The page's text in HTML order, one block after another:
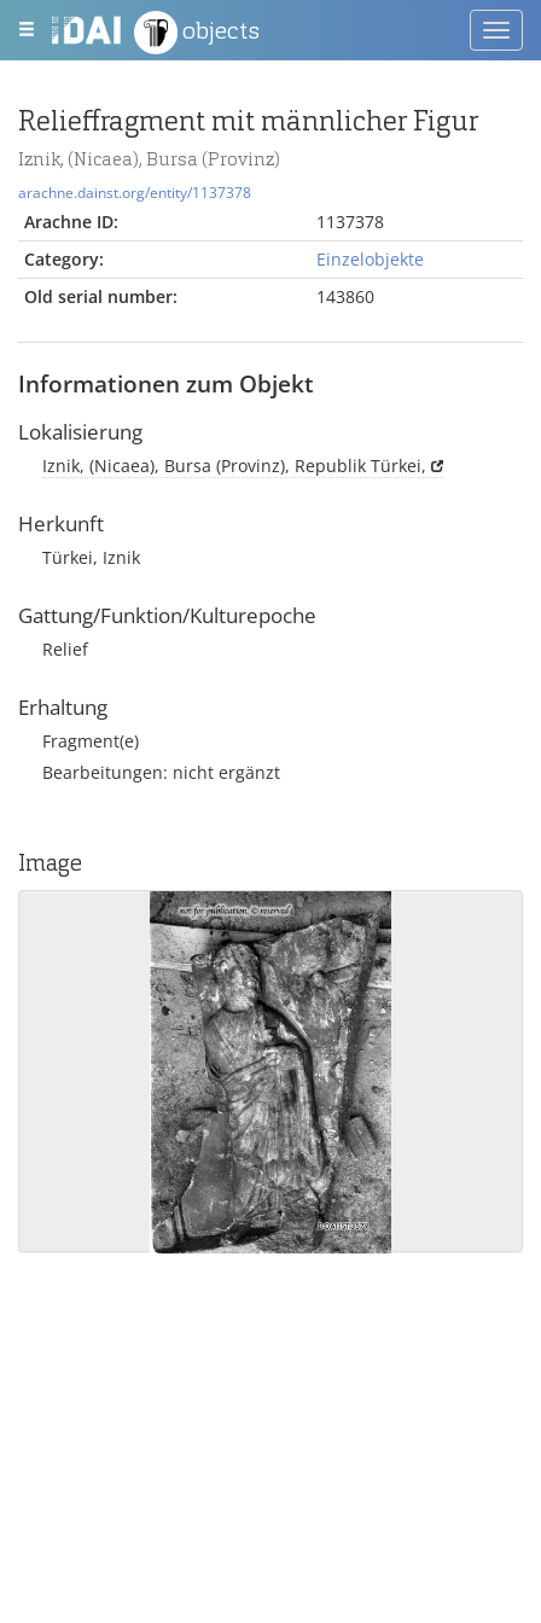
objects
Relieffragment mit männlicher Figur
Iznik, (Nicaea), Bursa (Provinz)
arachne.dainst.org/entity/1137378
Arachne ID:
1137378
Category:
Einzelobjekte
Old serial number:
143860
Informationen zum Objekt
Lokalisierung
Iznik, (Nicaea), Bursa (Provinz), Republik Türkei,
Herkunft
Türkei, Iznik
Gattung/Funktion/Kulturepoche
Relief
Erhaltung
Fragment(e)
Bearbeitungen: nicht ergänzt
Image